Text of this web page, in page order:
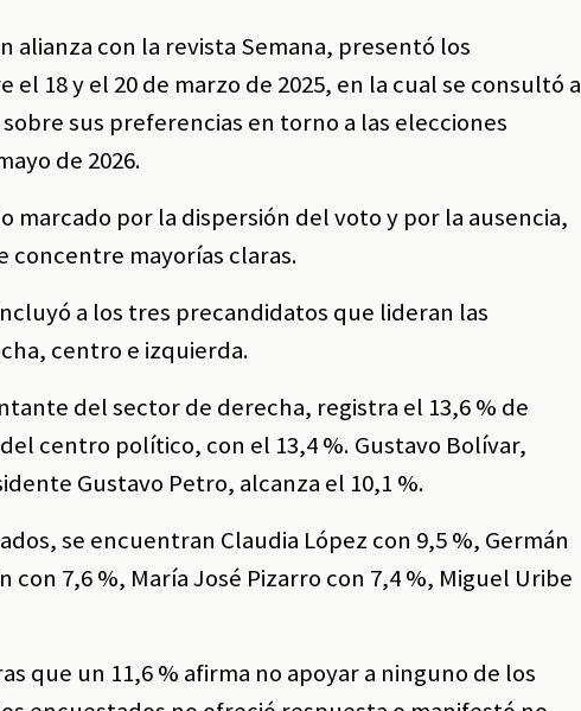
alianza con la revista Semana, presentó los
18 y el 20 de marzo de 2025, en la cual se consultó a
sus preferencias en torno a las elecciones
de 2026.
marcado por la dispersión del voto y por la ausencia,
concentre mayorías claras.
a los tres precandidatos que lideran las
centro e izquierda.
del sector de derecha, registra el 13,6 % de
centro político, con el 13,4 %. Gustavo Bolívar,
Gustavo Petro, alcanza el 10,1 %.
se encuentran Claudia López con 9,5 %, Germán
con 7,6 %, María José Pizarro con 7,4 %, Miguel Uribe
que un 11,6 % afirma no apoyar a ninguno de los